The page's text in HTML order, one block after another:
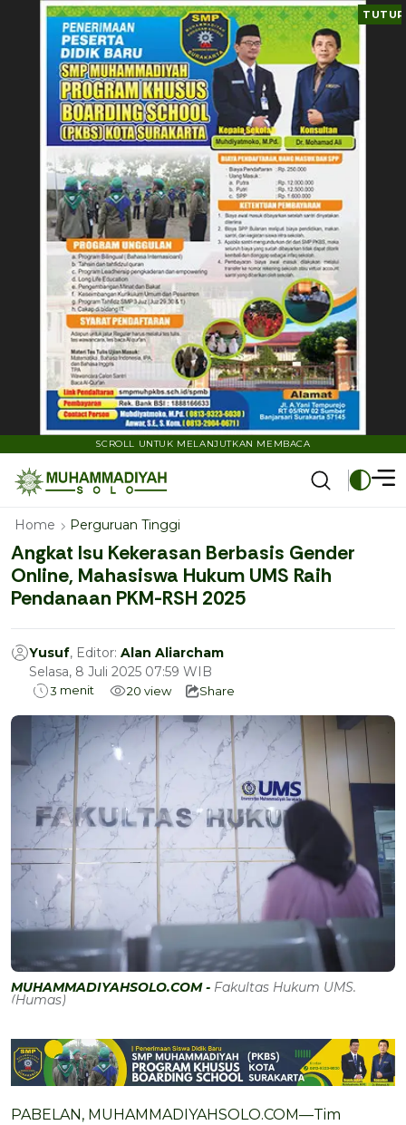
TUTUP
SCROLL UNTUK MELANJUTKAN MEMBACA
Home Perguruan Tinggi
Angkat Isu Kekerasan Berbasis Gender
Online, Mahasiswa Hukum UMS Raih
Pendanaan PKM-RSH 2025
Yusuf, Editor: Alan Aliarcham
Selasa, 8 Juli 2025 07:59 WIB
3 menit 20 view Share
MUHAMMADIYAHSOLO.COM - Fakultas Hukum UMS.
(Humas)
PABELAN, MUHAMMADIYAHSOLO.COM—Tim